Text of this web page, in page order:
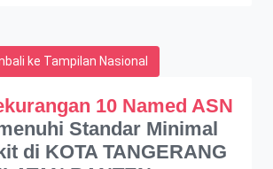
ke Tampilan Nasional
10 Named ASN
Standar Minimal
di KOTA TANGERANG